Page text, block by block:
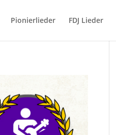
Pionierlieder FDJ Lieder